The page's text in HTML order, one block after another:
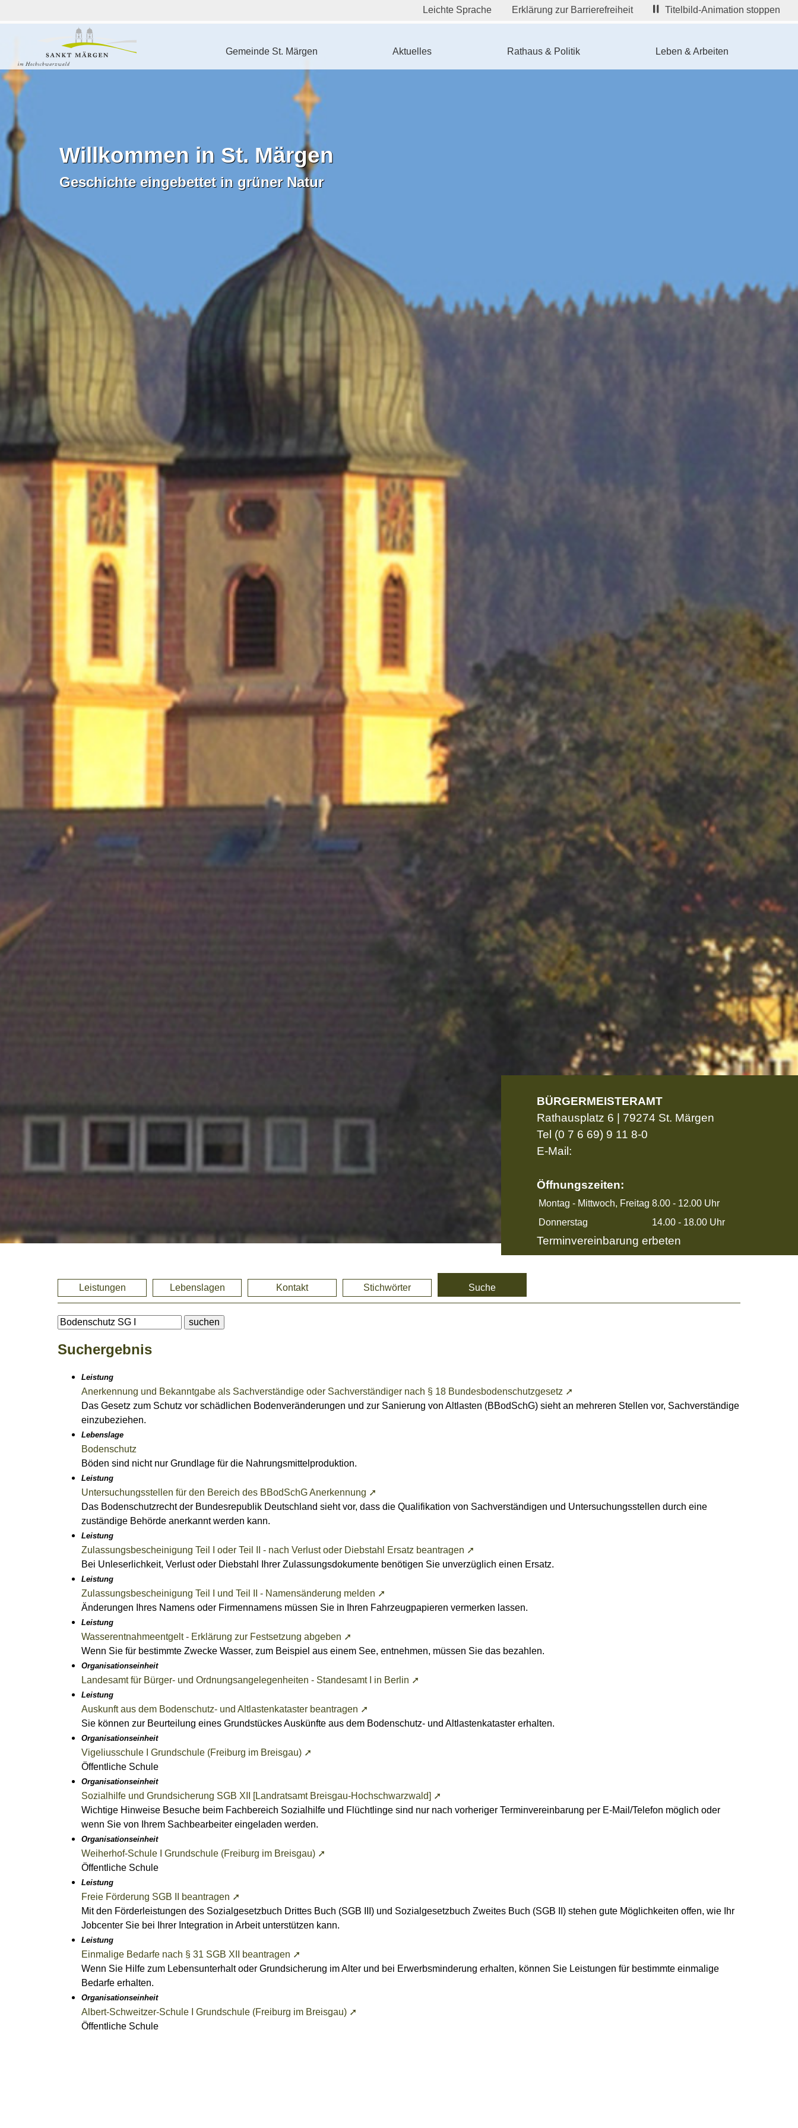
Leichte Sprache Erklärung zur Barrierefreiheit Titelbild-Animation stoppen
Gemeinde St. Märgen Aktuelles Rathaus & Politik Leben & Arbeiten
BÜRGERMEISTERAMT
Rathausplatz 6 | 79274 St. Märgen
Tel (0 7 6 69) 9 11 8-0
E-Mail:
Öffnungszeiten:
Montag - Mittwoch, Freitag 8.00 - 12.00 Uhr
Donnerstag
14.00 - 18.00 Uhr
Terminvereinbarung erbeten
Willkommen in St. Märgen
Geschichte eingebettet in grüner Natur
Leistungen Lebenslagen Kontakt Stichwörter Suche
Suchergebnis
Leistung
Anerkennung und Bekanntgabe als Sachverständige oder Sachverständiger nach § 18 Bundesbodenschutzgesetz ➚
Das Gesetz zum Schutz vor schädlichen Bodenveränderungen und zur Sanierung von Altlasten (BBodSchG) sieht an mehreren Stellen vor, Sachverständige
einzubeziehen.
Lebenslage
Bodenschutz
Böden sind nicht nur Grundlage für die Nahrungsmittelproduktion.
Leistung
Untersuchungsstellen für den Bereich des BBodSchG Anerkennung ➚
Das Bodenschutzrecht der Bundesrepublik Deutschland sieht vor, dass die Qualifikation von Sachverständigen und Untersuchungsstellen durch eine
zuständige Behörde anerkannt werden kann.
Leistung
Zulassungsbescheinigung Teil I oder Teil II - nach Verlust oder Diebstahl Ersatz beantragen ➚
Bei Unleserlichkeit, Verlust oder Diebstahl Ihrer Zulassungsdokumente benötigen Sie unverzüglich einen Ersatz.
Leistung
Zulassungsbescheinigung Teil I und Teil II - Namensänderung melden ➚
Änderungen Ihres Namens oder Firmennamens müssen Sie in Ihren Fahrzeugpapieren vermerken lassen.
Leistung
Wasserentnahmeentgelt - Erklärung zur Festsetzung abgeben ➚
Wenn Sie für bestimmte Zwecke Wasser, zum Beispiel aus einem See, entnehmen, müssen Sie das bezahlen.
Organisationseinheit
Landesamt für Bürger- und Ordnungsangelegenheiten - Standesamt I in Berlin ➚
Leistung
Auskunft aus dem Bodenschutz- und Altlastenkataster beantragen ➚
Sie können zur Beurteilung eines Grundstückes Auskünfte aus dem Bodenschutz- und Altlastenkataster erhalten.
Organisationseinheit
Vigeliusschule I Grundschule (Freiburg im Breisgau) ➚
Öffentliche Schule
Organisationseinheit
Sozialhilfe und Grundsicherung SGB XII [Landratsamt Breisgau-Hochschwarzwald] ➚
Wichtige Hinweise Besuche beim Fachbereich Sozialhilfe und Flüchtlinge sind nur nach vorheriger Terminvereinbarung per E-Mail/Telefon möglich oder
wenn Sie von Ihrem Sachbearbeiter eingeladen werden.
Organisationseinheit
Weiherhof-Schule I Grundschule (Freiburg im Breisgau) ➚
Öffentliche Schule
Leistung
Freie Förderung SGB II beantragen ➚
Mit den Förderleistungen des Sozialgesetzbuch Drittes Buch (SGB III) und Sozialgesetzbuch Zweites Buch (SGB II) stehen gute Möglichkeiten offen, wie Ihr
Jobcenter Sie bei Ihrer Integration in Arbeit unterstützen kann.
Leistung
Einmalige Bedarfe nach § 31 SGB XII beantragen ➚
Wenn Sie Hilfe zum Lebensunterhalt oder Grundsicherung im Alter und bei Erwerbsminderung erhalten, können Sie Leistungen für bestimmte einmalige
Bedarfe erhalten.
Organisationseinheit
Albert-Schweitzer-Schule I Grundschule (Freiburg im Breisgau) ➚
Öffentliche Schule